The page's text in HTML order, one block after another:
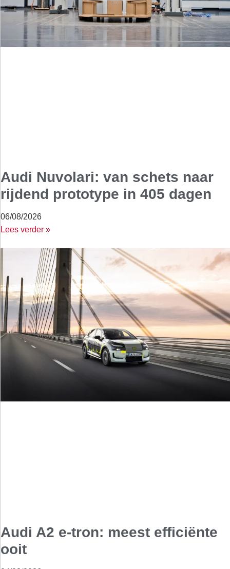
Audi Nuvolari: van schets naar
rijdend prototype in 405 dagen
06/08/2026
Lees verder »
Audi A2 e-tron: meest efficiënte
ooit